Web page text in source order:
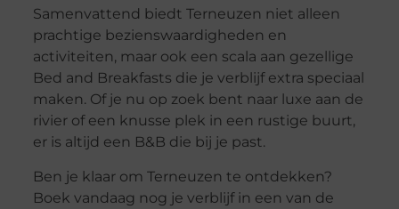
Samenvattend biedt Terneuzen niet alleen
prachtige bezienswaardigheden en
activiteiten, maar ook een scala aan gezellige
Bed and Breakfasts die je verblijf extra speciaal
maken. Of je nu op zoek bent naar luxe aan de
rivier of een knusse plek in een rustige buurt,
er is altijd een B&B die bij je past.
Ben je klaar om Terneuzen te ontdekken?
Boek vandaag nog je verblijf in een van de